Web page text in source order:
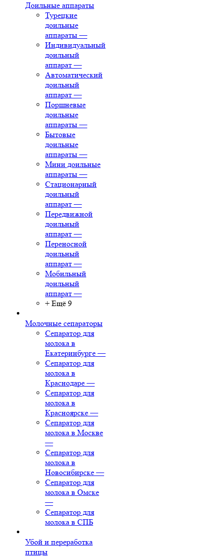
Доильные аппараты
Турецкие
доильные
аппараты —
Индивидуальный
доильный
аппарат —
Автоматический
доильный
аппарат —
Поршневые
доильные
аппараты —
Бытовые
доильные
аппараты —
Мини доильные
аппараты —
Стационарный
доильный
аппарат —
Передвижной
доильный
аппарат —
Переносной
доильный
аппарат —
Мобильный
доильный
аппарат —
+ Ещё 9
Молочные сепараторы
Сепаратор для
молока в
Екатеринбурге —
Сепаратор для
молока в
Краснодаре —
Сепаратор для
молока в
Красноярске —
Сепаратор для
молока в Москве
—
Сепаратор для
молока в
Новосибирске —
Сепаратор для
молока в Омске
—
Сепаратор для
молока в СПБ
Убой и переработка
птицы